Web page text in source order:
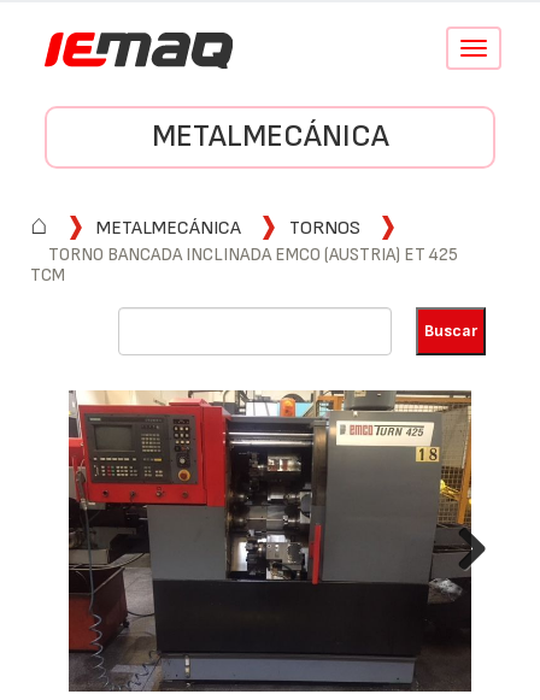
Conmutar
METALMECÁNICA
⌂ METALMECÁNICA
TORNOS
TORNO BANCADA INCLINADA EMCO (AUSTRIA) ET 425
TCM
Next